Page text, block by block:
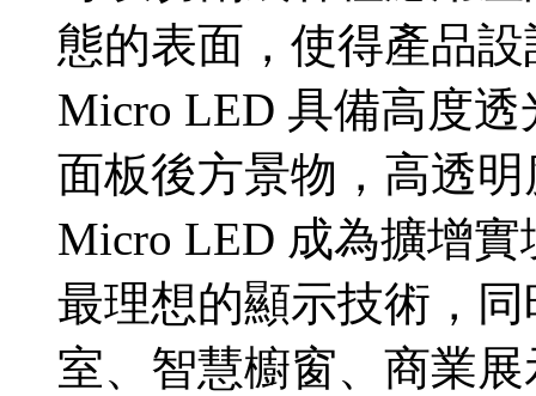
態的表面，使得產品
Micro LED 具備高度
面板後方景物，高透
Micro LED 成為擴增
最理想的顯示技術，
室、智慧櫥窗、商業